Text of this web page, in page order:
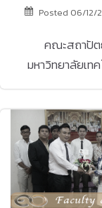
Posted 06/12/
คณะสถาปัตย
มหาวิทยาลัยเท